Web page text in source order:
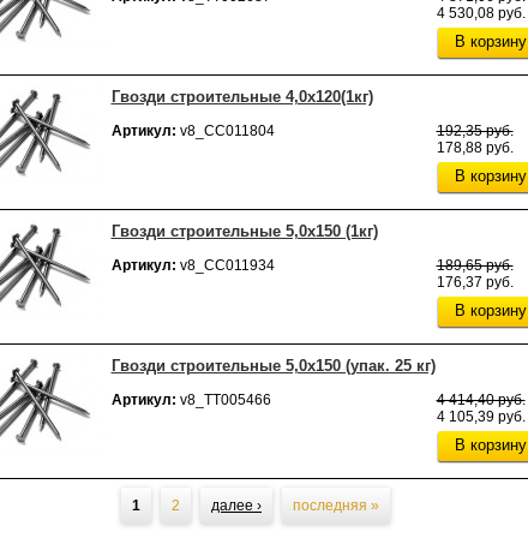
4 530,08 руб.
В корзину
Гвозди строительные 4,0х120(1кг)
Артикул: v8_СС011804
192,35 руб.
178,88 руб.
В корзину
Гвозди строительные 5,0х150 (1кг)
Артикул: v8_СС011934
189,65 руб.
176,37 руб.
В корзину
Гвозди строительные 5,0х150 (упак. 25 кг)
Артикул: v8_ТТ005466
4 414,40 руб.
4 105,39 руб.
В корзину
1 2 далее › последняя »